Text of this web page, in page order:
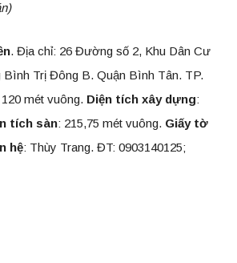
. Địa chỉ: 26 Đường số 2, Khu Dân Cư
Trị Đông B. Quận Bình Tân. TP.
120 mét vuông. Diện tích xây dựng:
tích sàn: 215,75 mét vuông. Giấy tờ
hệ: Thùy Trang. ĐT: 0903140125;